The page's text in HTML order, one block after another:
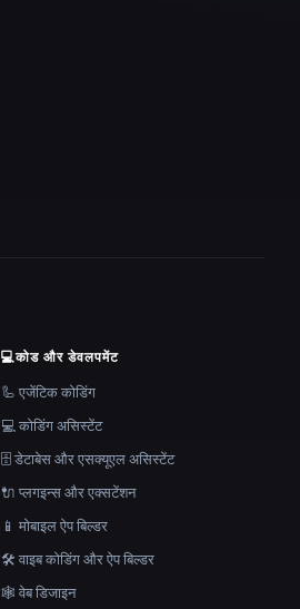
💻कोड और डेवलपमेंट
🦾 एजेंटिक कोडिंग
💻 कोडिंग असिस्टेंट
🗄️ डेटाबेस और एसक्यूएल असिस्टेंट
🔌 प्लगइन्स और एक्सटेंशन
📱 मोबाइल ऐप बिल्डर
🛠️ वाइब कोडिंग और ऐप बिल्डर
🕸 वेब डिजाइन